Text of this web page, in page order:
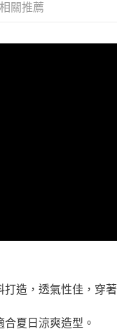
相關推薦
打造，透氣性佳，穿著
夏日涼爽造型。